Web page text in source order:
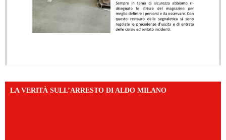
LA VERITÀ SULL’ARRESTO DI ALDO MILANO